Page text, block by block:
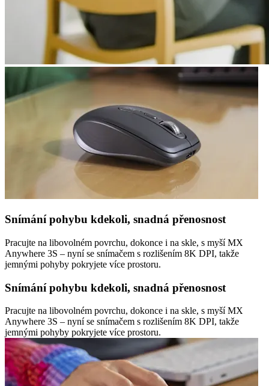
Snímání pohybu kdekoli, snadná přenosnost
Pracujte na libovolném povrchu, dokonce i na skle, s myší MX
Anywhere 3S – nyní se snímačem s rozlišením 8K DPI, takže
jemnými pohyby pokryjete více prostoru.
Snímání pohybu kdekoli, snadná přenosnost
Pracujte na libovolném povrchu, dokonce i na skle, s myší MX
Anywhere 3S – nyní se snímačem s rozlišením 8K DPI, takže
jemnými pohyby pokryjete více prostoru.